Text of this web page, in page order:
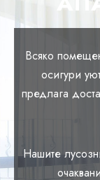
Всяко
осигури
предлага
Нашите